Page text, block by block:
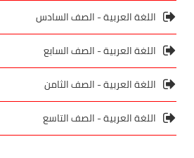
اللغة العربية - الصف السادس
اللغة العربية - الصف السابع
اللغة العربية - الصف الثامن
اللغة العربية - الصف التاسع